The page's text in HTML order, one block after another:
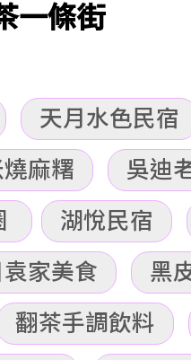
一條街
天月水色民宿
麻糬
吳迪
湖悅民宿
家美食
黑
翻茶手調飲料